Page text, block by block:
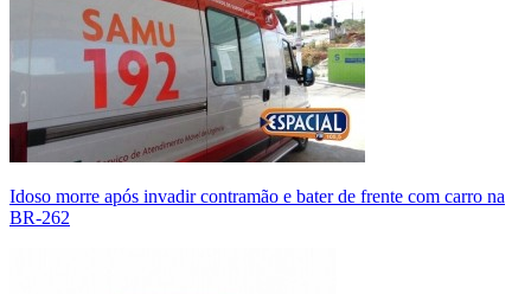
Idoso morre após invadir contramão e bater de frente com carro na
BR-262